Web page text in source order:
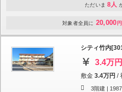
ただいま 8人
対象者全員に 20,000 円
シティ竹内
3.4万円
敷金 3.4万円 /
3階建 |